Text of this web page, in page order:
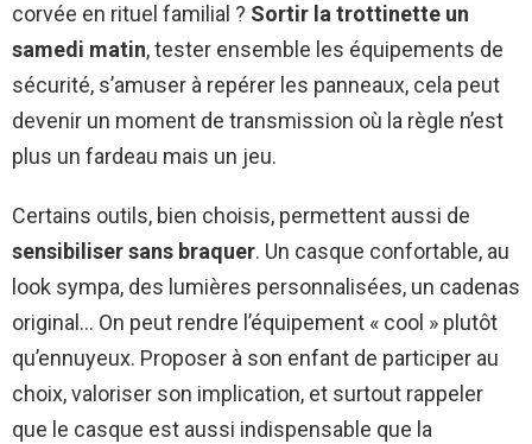
corvée en rituel familial ? Sortir la trottinette un
samedi matin, tester ensemble les équipements de
sécurité, s’amuser à repérer les panneaux, cela peut
devenir un moment de transmission où la règle n’est
plus un fardeau mais un jeu.
Certains outils, bien choisis, permettent aussi de
sensibiliser sans braquer. Un casque confortable, au
look sympa, des lumières personnalisées, un cadenas
original… On peut rendre l’équipement « cool » plutôt
qu’ennuyeux. Proposer à son enfant de participer au
choix, valoriser son implication, et surtout rappeler
que le casque est aussi indispensable que la